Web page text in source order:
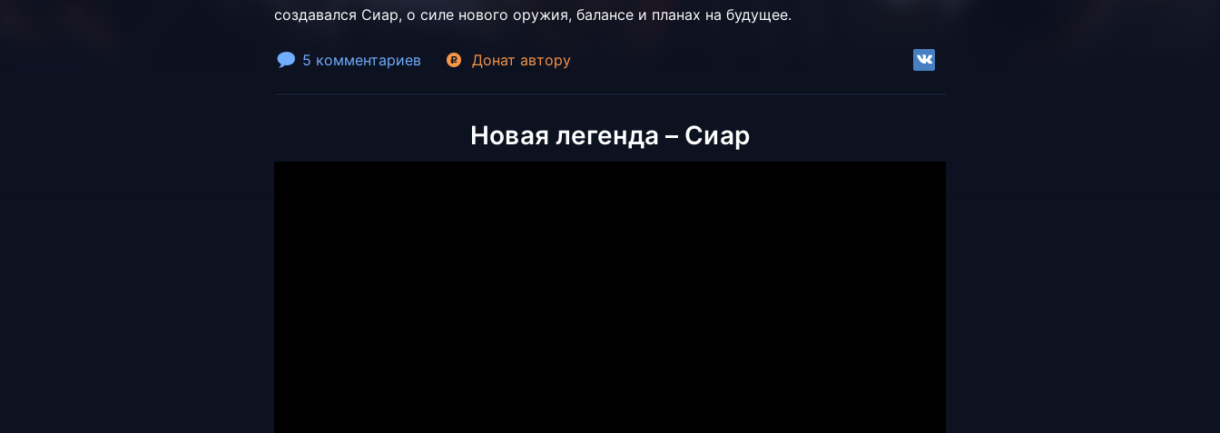
создавался Сиар, о силе нового оружия, балансе и планах на будущее.
5 комментариев Донат автору
Новая легенда – Сиар